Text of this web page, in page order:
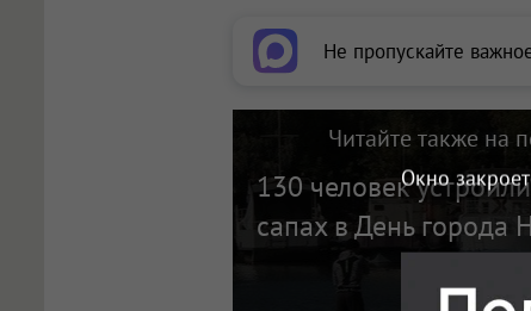
Не пропускайте
Читайте также на
130 человек
сапах в День города
Окно